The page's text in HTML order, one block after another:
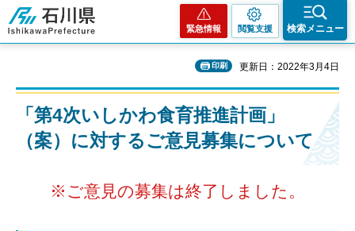
石川県
緊急情報 閲覧支援 検索メニュー
印刷 更新日：2022年3月4日
「第4次いしかわ食育推進計画」
（案）に対するご意見募集について
※ご意見の募集は終了しました。